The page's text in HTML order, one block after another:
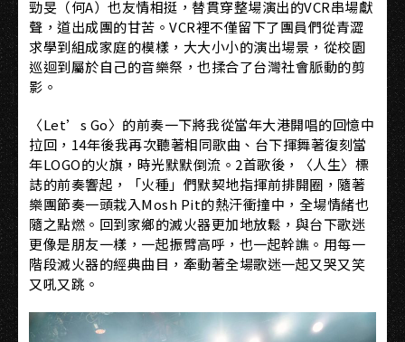
勁旻（何A）也友情相挺，替貫穿整場演出的VCR串場獻
聲，道出成團的甘苦。VCR裡不僅留下了團員們從青澀
求學到組成家庭的模樣，大大小小的演出場景，從校園
巡迴到屬於自己的音樂祭，也揉合了台灣社會脈動的剪
影。
〈Let’s Go〉的前奏一下將我從當年大港開唱的回憶中
拉回，14年後我再次聽著相同歌曲、台下揮舞著復刻當
年LOGO的火旗，時光默默倒流。2首歌後，〈人生〉標
誌的前奏響起，「火種」們默契地指揮前排開圈，隨著
樂團節奏一頭栽入Mosh Pit的熱汗衝撞中，全場情緒也
隨之點燃。回到家鄉的滅火器更加地放鬆，與台下歌迷
更像是朋友一樣，一起振臂高呼，也一起幹譙。用每一
階段滅火器的經典曲目，牽動著全場歌迷一起又哭又笑
又吼又跳。